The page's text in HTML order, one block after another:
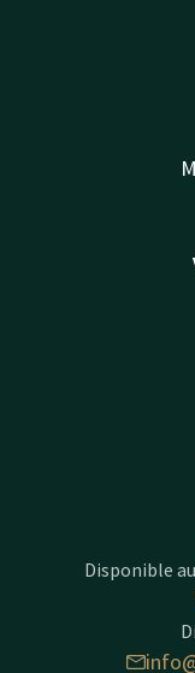
Disponible